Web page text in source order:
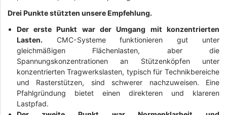
Drei Punkte stützten unsere Empfehlung.
Der erste Punkt war der Umgang mit konzentrierten
Lasten.CMC-Systeme funktionieren gut unter
gleichmäßigen Flächenlasten, aber die
Spannungskonzentrationen an Stützenköpfen unter
konzentrierten Tragwerkslasten, typisch für Technikbereiche
und Rasterstützen, sind schwerer nachzuweisen. Eine
Pfahlgründung bietet einen direkteren und klareren
Lastpfad.